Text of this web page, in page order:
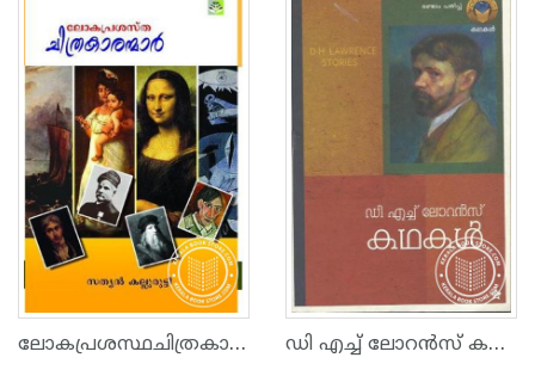
ലോകപ്രശസ്ഥചിത്രകാരന്മാര്‍ ഡി എച്ച് ലോറ‌ന്‍സ് കഥകള്‍